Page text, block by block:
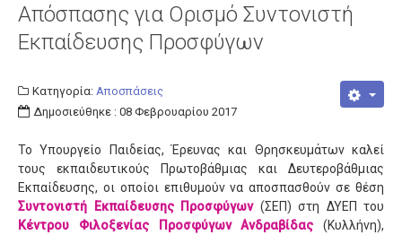
Απόσπασης για Ορισμό Συντονιστή
Εκπαίδευσης Προσφύγων
Κατηγορία: Αποσπάσεις
Δημοσιεύθηκε : 08 Φεβρουαρίου 2017
Το Υπουργείο Παιδείας, Έρευνας και Θρησκευμάτων καλεί
τους εκπαιδευτικούς Πρωτοβάθμιας και Δευτεροβάθμιας
Εκπαίδευσης, οι οποίοι επιθυμούν να αποσπασθούν σε θέση
Συντονιστή Εκπαίδευσης Προσφύγων(ΣΕΠ) στη ΔΥΕΠ του
Κέντρου Φιλοξενίας Προσφύγων Ανδραβίδας (Κυλλήνη),